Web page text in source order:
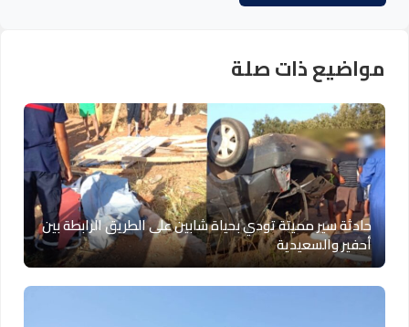
مواضيع ذات صلة
حادثة سير مميتة تودي بحياة شابين على الطريق الرابطة بين
أحفير والسعيدية